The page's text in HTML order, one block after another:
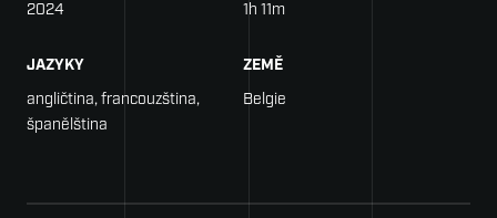
2024 1h 11m
JAZYKY
angličtina, francouzština,
španělština
ZEMĚ
Belgie